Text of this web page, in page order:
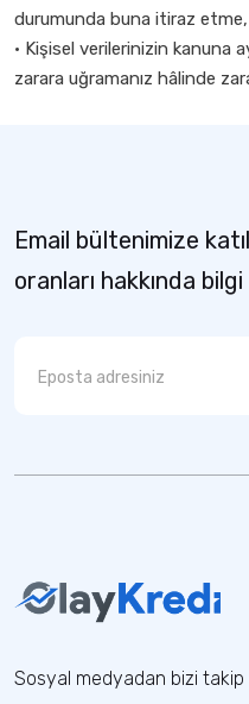
durumunda buna itiraz etme,
• Kişisel verilerinizin kanuna
zarara uğramanız hâlinde
Email bültenimize
oranları hakkında bilgi
Sosyal medyadan bizi takip